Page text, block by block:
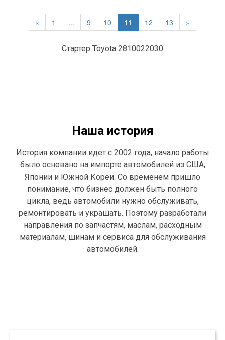
« 1 ... 9 10 11 12 13 »
Стартер Toyota 2810022030
Наша история
История компании идет с 2002 года, начало работы
было основано на импорте автомобилей из США,
Японии и Южной Кореи. Со временем пришло
понимание, что бизнес должен быть полного
цикла, ведь автомобили нужно обслуживать,
ремонтировать и украшать. Поэтому разработали
направления по запчастям, маслам, расходным
материалам, шинам и сервиса для обслуживания
автомобилей.